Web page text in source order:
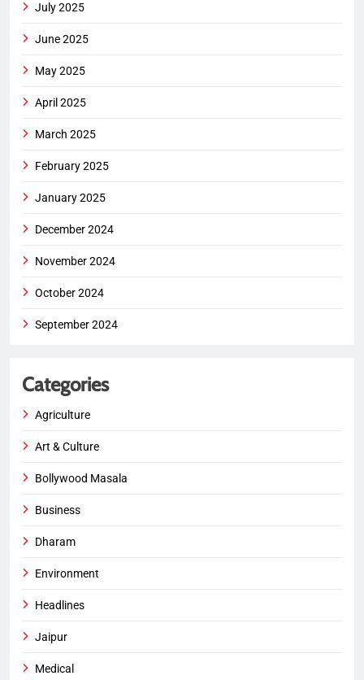
July 2025
June 2025
May 2025
April 2025
March 2025
February 2025
January 2025
December 2024
November 2024
October 2024
September 2024
Categories
Agriculture
Art & Culture
Bollywood Masala
Business
Dharam
Environment
Headlines
Jaipur
Medical